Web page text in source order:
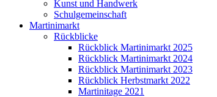
Kunst und Handwerk
Schulgemeinschaft
Martinimarkt
Rückblicke
Rückblick Martinimarkt 2025
Rückblick Martinimarkt 2024
Rückblick Martinimarkt 2023
Rückblick Herbstmarkt 2022
Martinitage 2021